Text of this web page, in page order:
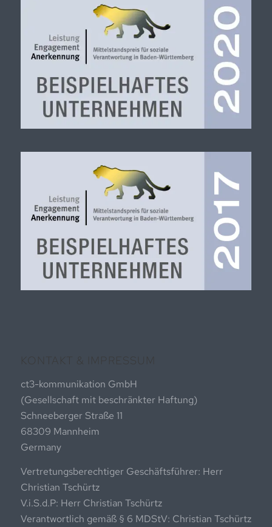
KONTAKT & IMPRESSUM
ct3-kommunikation GmbH
(Gesellschaft mit beschränkter Haftung)
Schneeberger Straße 11
68309 Mannheim
Germany
Vertretungsberechtiger Geschäftsführer: Herr
Christian Tschürtz
V.i.S.d.P: Herr Christian Tschürtz
Verantwortlich gemäß § 6 MDStV: Christian Tschürtz